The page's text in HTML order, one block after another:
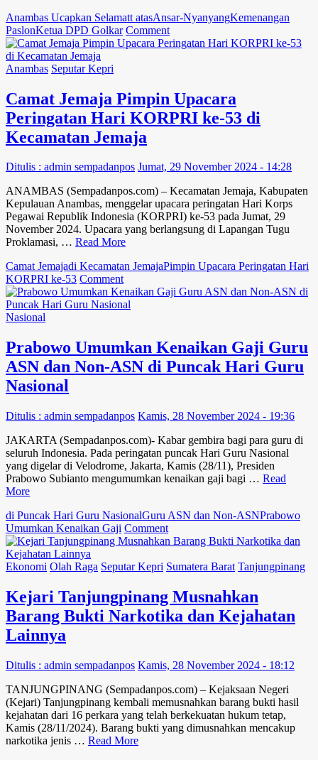
Anambas Ucapkan Selamatt atasAnsar-NyanyangKemenangan
PaslonKetua DPD Golkar Commenton
Ketua
Ucapkan
Selamatt
atas
Nyanyang
Anambas Seputar Kepri
Camat Jemaja Pimpin Upacara
Peringatan Hari KORPRI ke-53 di
Kecamatan Jemaja
Ditulis : admin sempadanpos Jumat, 29 November 2024 - 14:28
ANAMBAS (Sempadanpos.com) – Kecamatan Jemaja, Kabupaten
Kepulauan Anambas, menggelar upacara peringatan Hari Korps
Pegawai Republik Indonesia (KORPRI) ke-53 pada Jumat, 29
November 2024. Upacara yang berlangsung di Lapangan Tugu
Proklamasi, … Read More
Camat Jemajadi Kecamatan JemajaPimpin Upacara Peringatan Hari
KORPRI ke-53 Commenton
Camat
Jemaja
Peringatan
Hari
KORPRI
Kecamatan
Nasional
Prabowo Umumkan Kenaikan Gaji Guru
ASN dan Non-ASN di Puncak Hari Guru
Nasional
Ditulis : admin sempadanpos Kamis, 28 November 2024 - 19:36
JAKARTA (Sempadanpos.com)- Kabar gembira bagi para guru di
seluruh Indonesia. Pada peringatan puncak Hari Guru Nasional
yang digelar di Velodrome, Jakarta, Kamis (28/11), Presiden
Prabowo Subianto mengumumkan kenaikan gaji bagi … Read
More
di Puncak Hari Guru NasionalGuru ASN dan Non-ASNPrabowo
Umumkan Kenaikan Gaji Commenton
Prabowo
Kenaikan
Guru
ASN
dan
Puncak
Guru
Nasional
Ekonomi Olah Raga Seputar Kepri Sumatera Barat Tanjungpinang
Kejari Tanjungpinang Musnahkan
Barang Bukti Narkotika dan Kejahatan
Lainnya
Ditulis : admin sempadanpos Kamis, 28 November 2024 - 18:12
TANJUNGPINANG (Sempadanpos.com) – Kejaksaan Negeri
(Kejari) Tanjungpinang kembali memusnahkan barang bukti hasil
kejahatan dari 16 perkara yang telah berkekuatan hukum tetap,
Kamis (28/11/2024). Barang bukti yang dimusnahkan mencakup
narkotika jenis … Read More